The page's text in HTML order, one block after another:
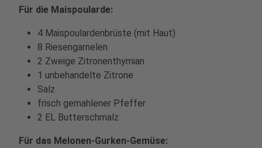
Für die Maispoularde:
4 Maispoulardenbrüste (mit Haut)
8 Riesengarnelen
2 Zweige Zitronenthymian
1 unbehandelte Zitrone
Salz
frisch gemahlener Pfeffer
2 EL Butterschmalz
Für das Melonen-Gurken-Gemüse: